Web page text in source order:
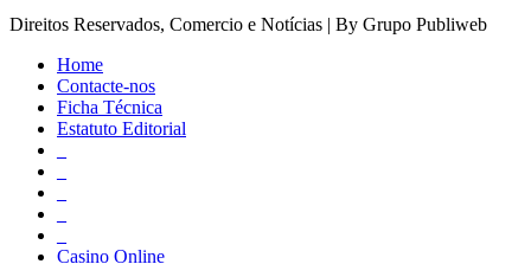
Direitos Reservados, Comercio e Notícias | By Grupo Publiweb
Home
Contacte-nos
Ficha Técnica
Estatuto Editorial
Casino Online